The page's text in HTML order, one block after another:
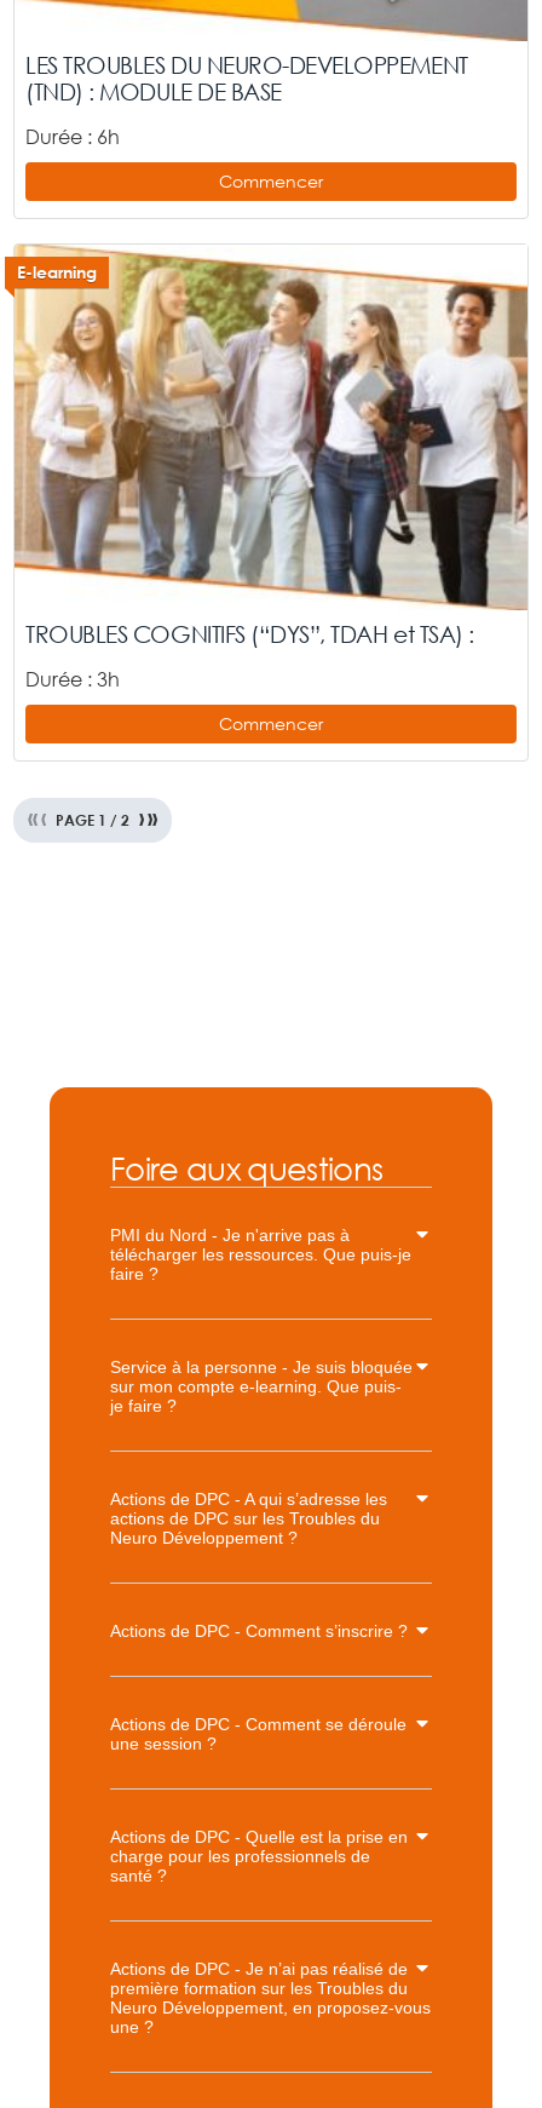
LES TROUBLES DU NEURO-DEVELOPPEMENT
(TND) : MODULE DE BASE
Durée : 6h
Commencer
E-learning
TROUBLES COGNITIFS (“DYS”, TDAH et TSA) :
Durée : 3h
Commencer
«‹ ›»
PAGE 1 /2
Foire aux questions
PMI du Nord - Je n'arrive pas à
télécharger les ressources. Que puis-je
faire ?
Service à la personne - Je suis bloquée
sur mon compte e-learning. Que puis-
je faire ?
Actions de DPC - A qui s’adresse les
actions de DPC sur les Troubles du
Neuro Développement ?
Actions de DPC - Comment s’inscrire ?
Actions de DPC - Comment se déroule
une session ?
Actions de DPC - Quelle est la prise en
charge pour les professionnels de
santé ?
Actions de DPC - Je n’ai pas réalisé de
première formation sur les Troubles du
Neuro Développement, en proposez-vous
une ?